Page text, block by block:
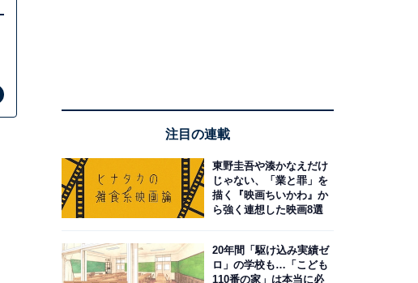
注目の連載
東野圭吾や湊かなえだけ
じゃない、「業と罪」を
描く『映画ちいかわ』か
ら強く連想した映画8選
20年間「駆け込み実績ゼ
ロ」の学校も…「こども
110番の家」は本当に必